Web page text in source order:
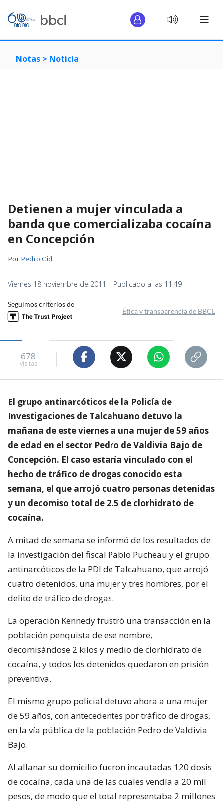
Notas > Noticia
Detienen a mujer vinculada a
banda que comercializaba cocaína
en Concepción
PorPedro Cid
Viernes 18 noviembre de 2011 | Publicado a las 11:49
Seguimos criterios de
Ética y transparencia de BBCL
678
visitas
El grupo antinarcóticos de la Policía de
Investigaciones de Talcahuano detuvo la
mañana de este viernes a una mujer de 59 años
de edad en el sector Pedro de Valdivia Bajo de
Concepción. El caso estaría vinculado con el
hecho de tráfico de drogas conocido esta
semana, el que arrojó cuatro personas detenidas
y un decomiso total de 2.5 de clorhidrato de
cocaína.
A mitad de semana se informó de los resultados de
la investigación del fiscal Pablo Pucheau y el grupo
antinarcóticos de la PDI de Talcahuano, que arrojó
cuatro detenidos, una mujer y tres hombres, por el
delito de tráfico de drogas.
La operación Kennedy frustró una transacción en la
población penquista de ese nombre,
decomisándose 2 kilos y medio de clorhidrato de
cocaína, y todos los detenidos quedaron en prisión
preventiva.
El mismo grupo policial detuvo ahora a una mujer
de 59 años, con antecedentes por tráfico de drogas,
en la vía pública de la población Pedro de Valdivia
Bajo.
Al allanar su domicilio fueron incautadas 120 dosis
de cocaína, cada una de las cuales vendía a 20 mil
pesos, de modo que el total representaba 2 millones